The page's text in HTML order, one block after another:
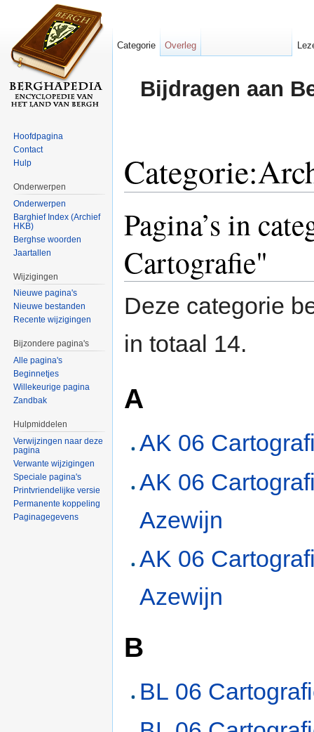
Bijdragen aan
Pagina’s in
Cartografie"
Deze categorie
in totaal 14.
A
AK 06
AK 06
Azewijn
AK 06
Azewijn
B
BL 06
Categorie Overleg
Hoofdpagina
Contact
Hulp
Onderwerpen
Onderwerpen
Barghief Index (Archief
HKB)
Berghse woorden
Jaartallen
Wijzigingen
Nieuwe pagina's
Nieuwe bestanden
Recente wijzigingen
Bijzondere pagina's
Alle pagina's
Beginnetjes
Willekeurige pagina
Zandbak
Hulpmiddelen
Verwijzingen naar deze
pagina
Verwante wijzigingen
Speciale pagina's
Printvriendelijke versie
Permanente koppeling
Paginagegevens